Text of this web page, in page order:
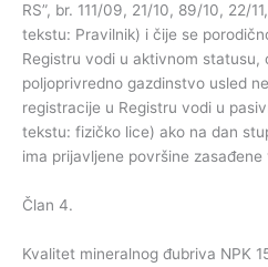
RS”, br. 111/09, 21/10, 89/10, 22/
tekstu: Pravilnik) i čije se
Registru vodi u aktivnom statusu,
poljoprivredno gazdinstvo usled
registracije u Registru vodi u
tekstu: fizičko lice) ako na dan
ima prijavljene površine zasađene
Član 4.
Kvalitet mineralnog đubriva NPK